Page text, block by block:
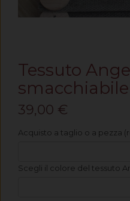
Tessuto
39,00 €
Acquisto a taglio o a pezza
Scegli il colore del tessuto